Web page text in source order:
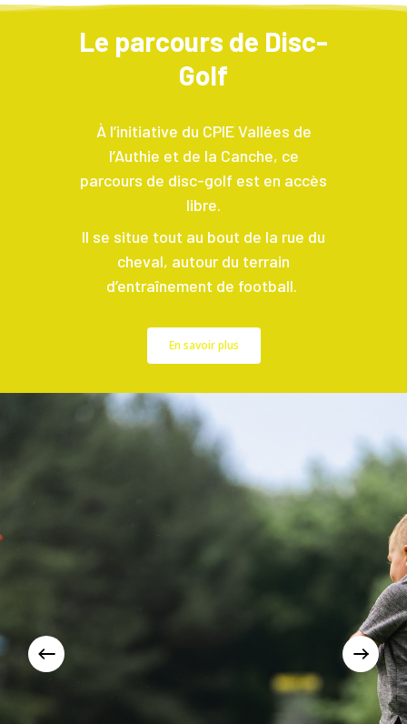
Le parcours de Disc-
Golf
À l’initiative du CPIE Vallées de
l’Authie et de la Canche, ce
parcours de disc-golf est en accès
libre.
Il se situe tout au bout de la rue du
cheval, autour du terrain
d’entraînement de football.
En savoir plus